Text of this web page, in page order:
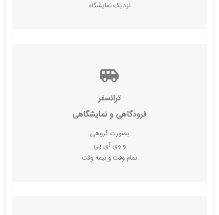
نزدیک نمایشگاه
ترانسفر
فرودگاهی و نمایشگاهی
بصورت گروهی
و وی آی پی
تمام وقت و نیمه وقت